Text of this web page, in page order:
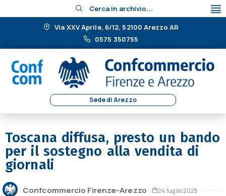
Cerca in archivio...
Via XXV Aprile, 6/12, 52100 Arezzo AR
0575 350755
Sede di Arezzo
Toscana diffusa, presto un bando
per il sostegno alla vendita di
giornali
Confcommercio Firenze-Arezzo 24 luglio 2025